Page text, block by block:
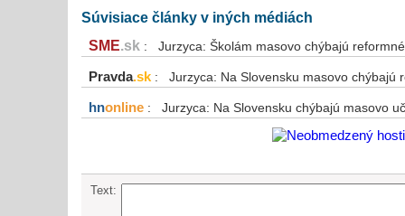
Súvisiace články v iných médiách
SME.sk : Jurzyca: Školám masovo chýbajú
Pravda.sk : Jurzyca: Na Slovensku masovo chýbajú
hnonline : Jurzyca: Na Slovensku chýbajú masovo
Text: